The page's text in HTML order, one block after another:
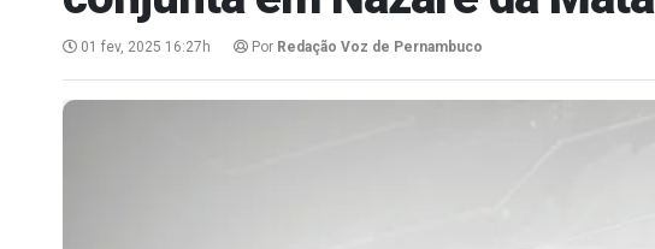
01 fev, 2025 16:27h Por Redação Voz de Pernambuco